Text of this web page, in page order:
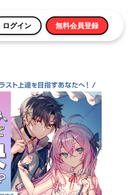
ログイン 無料会員登録